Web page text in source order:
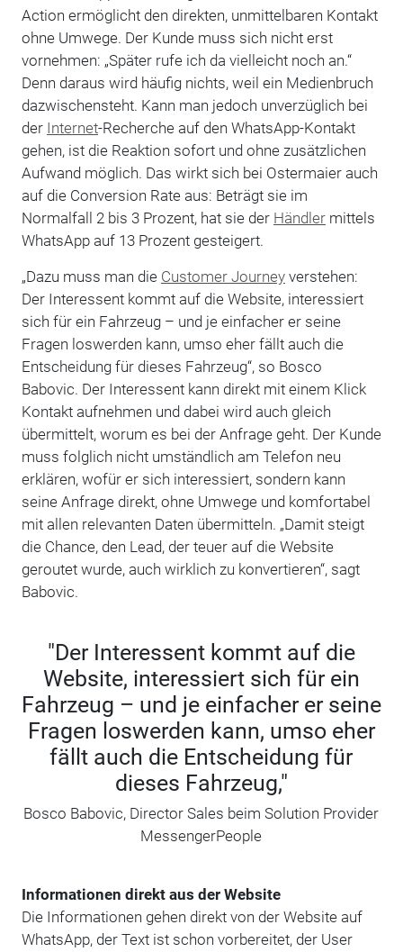
Action ermöglicht den direkten, unmittelbaren Kontakt
ohne Umwege. Der Kunde muss sich nicht erst
vornehmen: „Später rufe ich da vielleicht noch an.“
Denn daraus wird häufig nichts, weil ein Medienbruch
dazwischensteht. Kann man jedoch unverzüglich bei
der Internet-Recherche auf den WhatsApp-Kontakt
gehen, ist die Reaktion sofort und ohne zusätzlichen
Aufwand möglich. Das wirkt sich bei Ostermaier auch
auf die Conversion Rate aus: Beträgt sie im
Normalfall 2 bis 3 Prozent, hat sie der Händlermittels
WhatsApp auf 13 Prozent gesteigert.
„Dazu muss man die Customer Journeyverstehen:
Der Interessent kommt auf die Website, interessiert
sich für ein Fahrzeug – und je einfacher er seine
Fragen loswerden kann, umso eher fällt auch die
Entscheidung für dieses Fahrzeug“, so Bosco
Babovic. Der Interessent kann direkt mit einem Klick
Kontakt aufnehmen und dabei wird auch gleich
übermittelt, worum es bei der Anfrage geht. Der Kunde
muss folglich nicht umständlich am Telefon neu
erklären, wofür er sich interessiert, sondern kann
seine Anfrage direkt, ohne Umwege und komfortabel
mit allen relevanten Daten übermitteln. „Damit steigt
die Chance, den Lead, der teuer auf die Website
geroutet wurde, auch wirklich zu konvertieren“, sagt
Babovic.
"Der Interessent kommt auf die
Website, interessiert sich für ein
Fahrzeug – und je einfacher er seine
Fragen loswerden kann, umso eher
fällt auch die Entscheidung für
dieses Fahrzeug,"
Bosco Babovic, Director Sales beim Solution Provider
MessengerPeople
Informationen direkt aus der Website
Die Informationen gehen direkt von der Website auf
WhatsApp, der Text ist schon vorbereitet, der User